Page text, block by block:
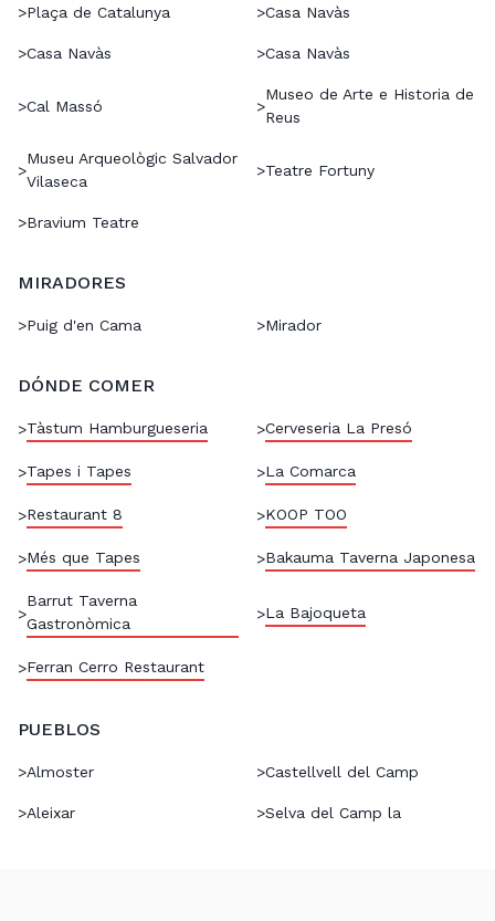
>Plaça de Catalunya >Casa Navàs
>Casa Navàs >Casa Navàs
>Cal Massó >
Museo de Arte e Historia de
Reus
>
Museu Arqueològic Salvador
Vilaseca
>Teatre Fortuny
>Bravium Teatre
MIRADORES
>Puig d'en Cama >Mirador
DÓNDE COMER
>Tàstum Hamburgueseria >Cerveseria La Presó
>Tapes i Tapes >La Comarca
>Restaurant 8 >KOOP TOO
>Més que Tapes >Bakauma Taverna Japonesa
>
Barrut Taverna
Gastronòmica
>La Bajoqueta
>Ferran Cerro Restaurant
PUEBLOS
>Almoster >Castellvell del Camp
>Aleixar >Selva del Camp la